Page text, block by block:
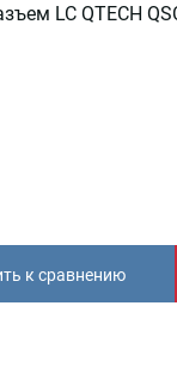
LC QTECH
к сравнению